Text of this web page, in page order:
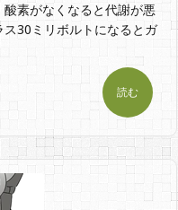
素がなくなると代謝が悪
30ミリボルトになるとガ
読む